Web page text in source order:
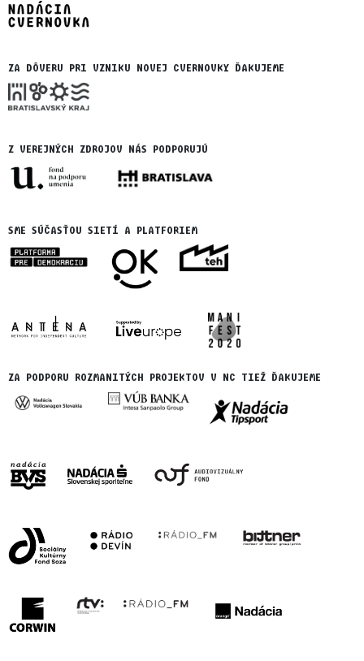
ZA DÔVERU PRI VZNIKU NOVEJ CVERNOVKY ĎAKUJEME
Z VEREJNÝCH ZDROJOV NÁS PODPORUJÚ
SME SÚČASŤOU SIETÍ A PLATFORIEM
ZA PODPORU ROZMANITÝCH PROJEKTOV V NC TIEŽ ĎAKUJEME